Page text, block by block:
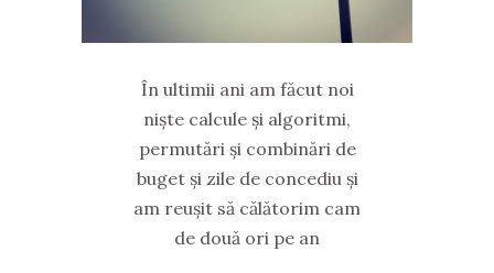
În ultimii ani am făcut noi
niște calcule și algoritmi,
permutări și combinări de
buget și zile de concediu și
am reușit să călătorim cam
de două ori pe an